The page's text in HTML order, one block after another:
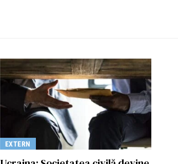
EXTERN